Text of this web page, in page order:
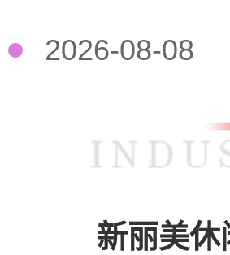
2026-08-08
新丽美休